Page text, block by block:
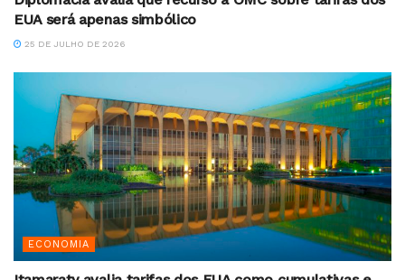
EUA será apenas simbólico
25 DE JULHO DE 2026
ECONOMIA